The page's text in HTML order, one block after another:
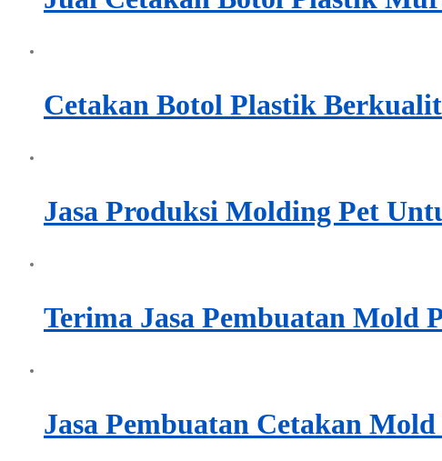
Cetakan Botol Plastik
Jasa Produksi Molding Pet
Terima Jasa Pembuatan Mold
Jasa Pembuatan Cetakan